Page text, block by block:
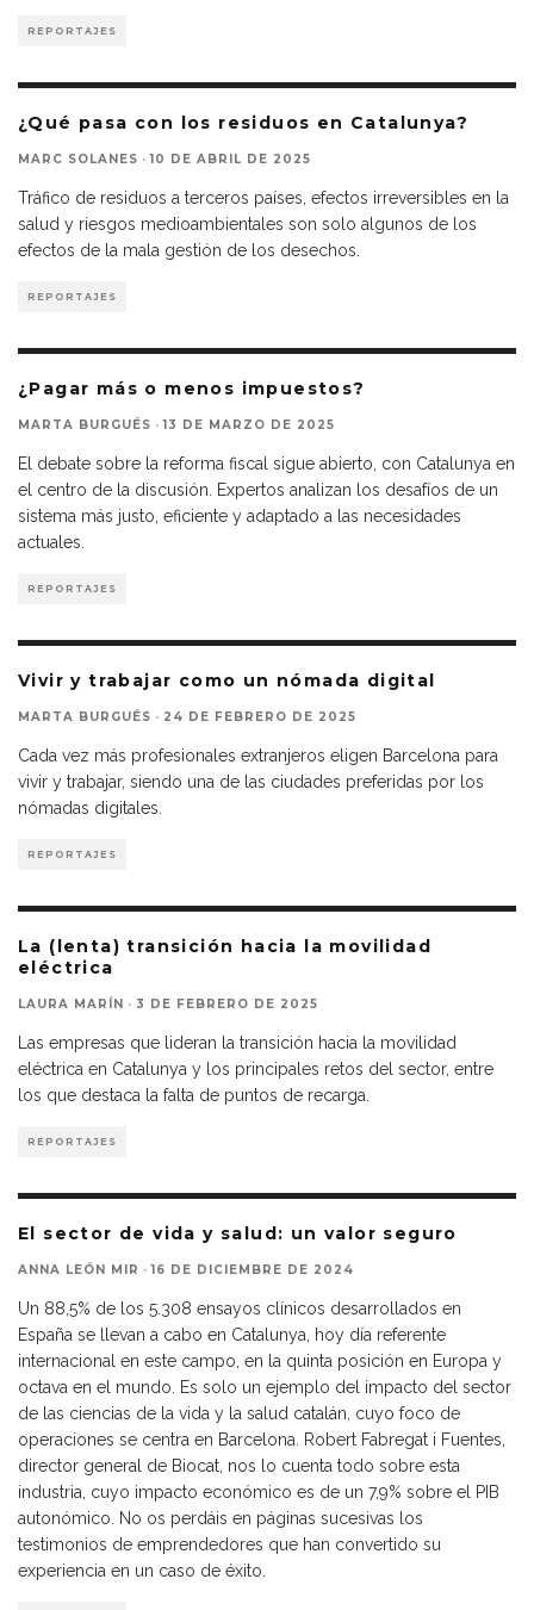
REPORTAJES
¿Qué pasa con los residuos en Catalunya?
MARC SOLANES · 10 DE ABRIL DE 2025
Tráfico de residuos a terceros países, efectos irreversibles en la
salud y riesgos medioambientales son solo algunos de los
efectos de la mala gestión de los desechos.
REPORTAJES
¿Pagar más o menos impuestos?
MARTA BURGUÉS · 13 DE MARZO DE 2025
El debate sobre la reforma fiscal sigue abierto, con Catalunya en
el centro de la discusión. Expertos analizan los desafíos de un
sistema más justo, eficiente y adaptado a las necesidades
actuales.
REPORTAJES
Vivir y trabajar como un nómada digital
MARTA BURGUÉS · 24 DE FEBRERO DE 2025
Cada vez más profesionales extranjeros eligen Barcelona para
vivir y trabajar, siendo una de las ciudades preferidas por los
nómadas digitales.
REPORTAJES
La (lenta) transición hacia la movilidad
eléctrica
LAURA MARÍN · 3 DE FEBRERO DE 2025
Las empresas que lideran la transición hacia la movilidad
eléctrica en Catalunya y los principales retos del sector, entre
los que destaca la falta de puntos de recarga.
REPORTAJES
El sector de vida y salud: un valor seguro
ANNA LEÓN MIR · 16 DE DICIEMBRE DE 2024
Un 88,5% de los 5.308 ensayos clínicos desarrollados en
España se llevan a cabo en Catalunya, hoy día referente
internacional en este campo, en la quinta posición en Europa y
octava en el mundo. Es solo un ejemplo del impacto del sector
de las ciencias de la vida y la salud catalán, cuyo foco de
operaciones se centra en Barcelona. Robert Fabregat i Fuentes,
director general de Biocat, nos lo cuenta todo sobre esta
industria, cuyo impacto económico es de un 7,9% sobre el PIB
autonómico. No os perdáis en páginas sucesivas los
testimonios de emprendedores que han convertido su
experiencia en un caso de éxito.